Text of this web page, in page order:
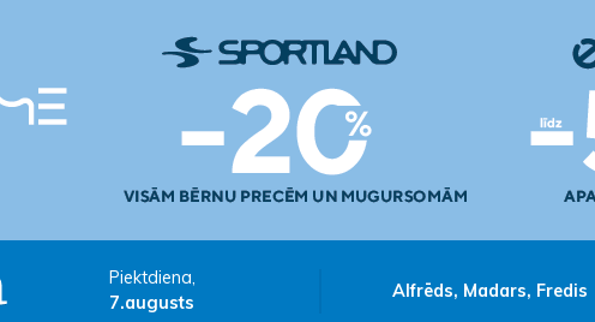
Piektdiena,
7.augusts
Alfrēds, Madars, Fredis